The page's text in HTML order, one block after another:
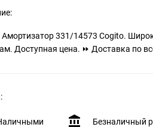
Амортизатор 331/14573 Cogito.
Доступная цена. ⏩ Доставка по
Безналичный